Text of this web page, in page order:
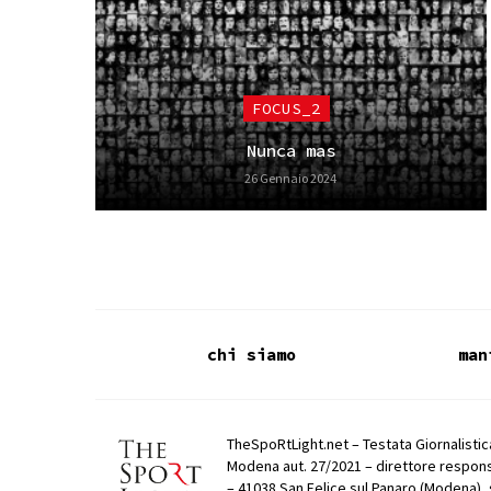
FOCUS_2
Nunca mas
26 Gennaio 2024
chi siamo
TheSpoRtLight.net – Testata
Modena aut. 27/2021 – direttore